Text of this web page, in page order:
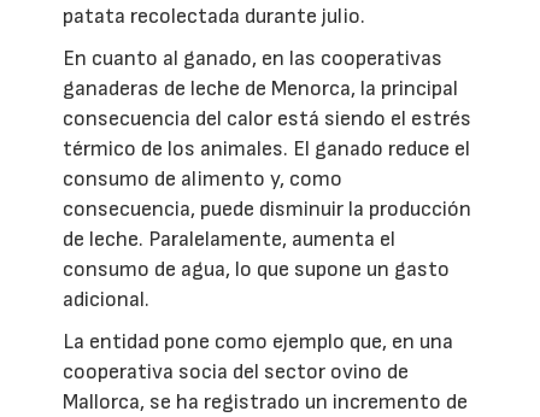
patata recolectada durante julio.
En cuanto al ganado, en las cooperativas
ganaderas de leche de Menorca, la principal
consecuencia del calor está siendo el estrés
térmico de los animales. El ganado reduce el
consumo de alimento y, como
consecuencia, puede disminuir la producción
de leche. Paralelamente, aumenta el
consumo de agua, lo que supone un gasto
adicional.
La entidad pone como ejemplo que, en una
cooperativa socia del sector ovino de
Mallorca, se ha registrado un incremento de